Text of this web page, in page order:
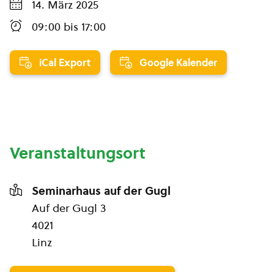
14. März 2025
09:00 bis 17:00
iCal Export Google Kalender
Veranstaltungsort
Seminarhaus auf der Gugl
Auf der Gugl 3
4021
Linz